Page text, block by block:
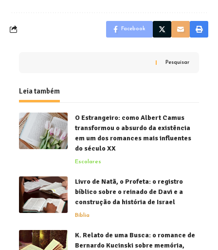
Facebook
Pesquisar
Leia também
O Estrangeiro: como Albert Camus
transformou o absurdo da existência
em um dos romances mais influentes
do século XX
Escolares
Livro de Natã, o Profeta: o registro
bíblico sobre o reinado de Davi e a
construção da história de Israel
Bíblia
K. Relato de uma Busca: o romance de
Bernardo Kucinski sobre memória,